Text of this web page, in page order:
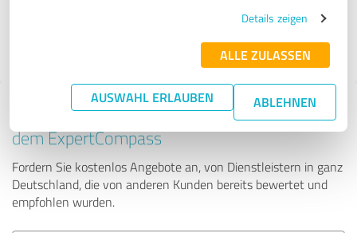
Details zeigen
ALLE ZULASSEN
AUSWAHL ERLAUBEN ABLEHNEN
Tipp: Die passenden Experten finden - mit
dem ExpertCompass
Fordern Sie kostenlos Angebote an, von Dienstleistern in ganz
Deutschland, die von anderen Kunden bereits bewertet und
empfohlen wurden.